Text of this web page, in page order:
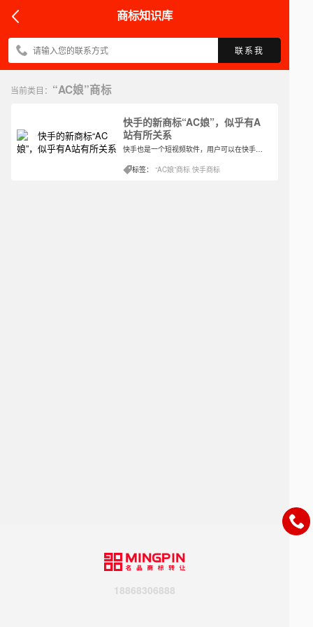
商标知识库
联系我
当前类目： “AC娘”商标
快手的新商标“AC娘”，似乎有A
站有所关系
快手也是一个短视频软件，用户可以在快手上看到很多同为用户剪辑的短视频，以此进行交流互动。而在很早之前我们就可以查询得知，快手公司收购了视频弹幕网站AcFun，所以才会有如下注册新商标的事情，如果结合收购的事实，其实就并不奇怪了。
标签：“AC娘”商标 快手商标
18868306888